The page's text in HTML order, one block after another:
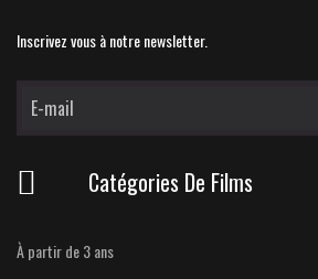
Inscrivez vous à notre newsletter.
Catégories De Films
À partir de 3 ans